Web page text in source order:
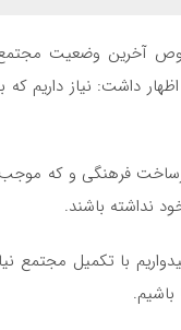
آخرین وضعیت
داشت: نیاز داریم
فرهنگی و که
نداشته باشند.
با تکمیل مجتمع